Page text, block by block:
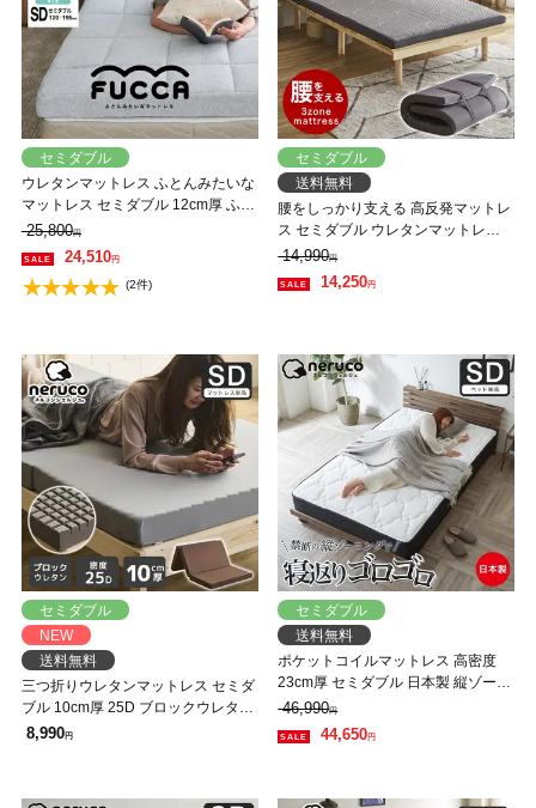
セミダブル
ウレタンマットレス ふとんみたいな
マットレス セミダブル 12cm厚 ふと
ん屋さんのマットレス 高反発マット
レス 敷ふとん グレー
25,800円
24,510円
(2件)
セミダブル
送料無料
腰をしっかり支える 高反発マットレ
ス セミダブル ウレタンマットレス
体圧分散 敷布団 抗菌 防臭 洗える カ
バー 8cm厚 通気性 3ゾーン ネルコ
ンシェルジュ
14,990円
14,250円
セミダブル
NEW
送料無料
三つ折りウレタンマットレス セミダ
ブル 10cm厚 25D ブロックウレタン
マットレス かため 折りたたみマッ
8,990円
セミダブル
送料無料
ポケットコイルマットレス 高密度
23cm厚 セミダブル 日本製 縦ゾーニ
ング 横寝がしやすいマットレス 硬
め 国産 寝横 ニット生地
46,990円
44,650円